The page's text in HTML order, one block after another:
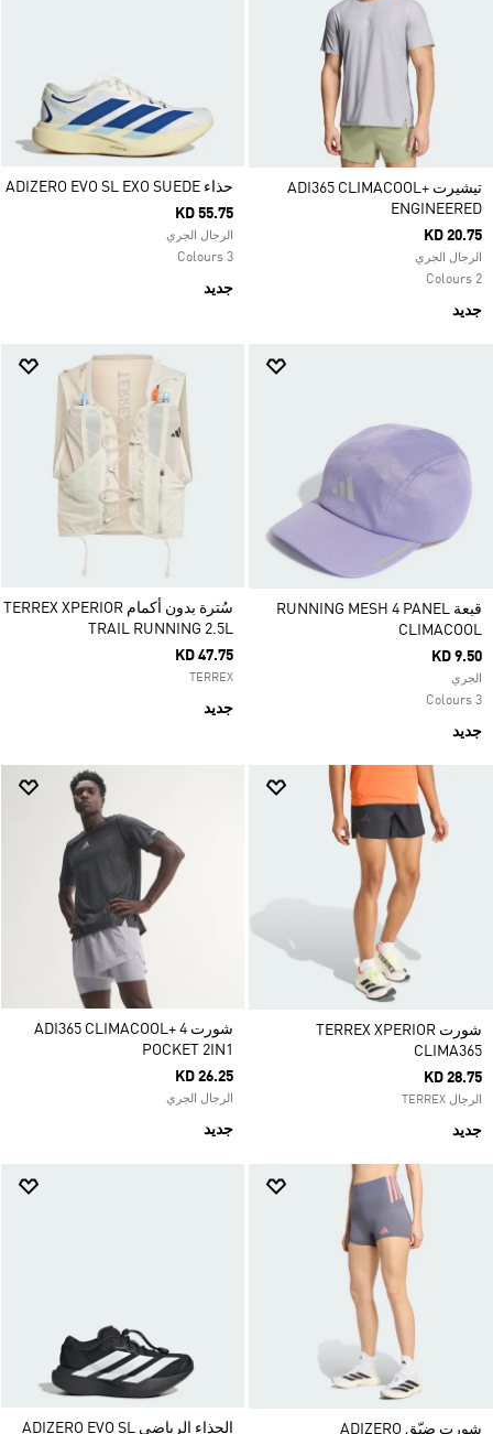
تيشيرت ADI365 CLIMACOOL+
ENGINEERED
KD 20.75
الرجال الجري
2 Colours
جديد
حذاء ADIZERO EVO SL EXO SUEDE
KD 55.75
الرجال الجري
3 Colours
جديد
قبعة RUNNING MESH 4 PANEL
CLIMACOOL
KD 9.50
الجري
3 Colours
جديد
سُترة بدون أكمام TERREX XPERIOR
TRAIL RUNNING 2.5L
KD 47.75
TERREX
جديد
شورت TERREX XPERIOR
CLIMA365
KD 28.75
الرجال TERREX
جديد
شورت ADI365 CLIMACOOL+ 4
POCKET 2IN1
KD 26.25
الرجال الجري
جديد
شورت ضيّق ADIZERO الحذاء الرياضي ADIZERO EVO SL